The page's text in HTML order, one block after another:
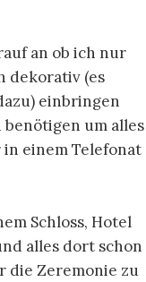
an ob ich nur
dekorativ (es
einbringen
um alles
einem Telefonat
Schloss, Hotel
alles dort schon
die Zeremonie zu